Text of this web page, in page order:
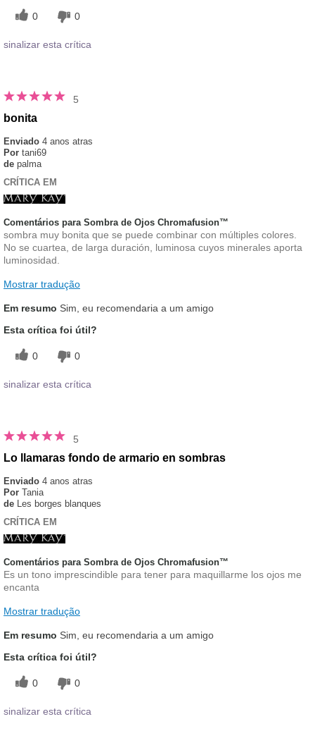
0 0
sinalizar esta crítica
5
bonita
Enviado 4 anos atras
Por tani69
de palma
CRÍTICA EM
Comentários para Sombra de Ojos Chromafusion™
sombra muy bonita que se puede combinar con múltiples colores.
No se cuartea, de larga duración, luminosa cuyos minerales aporta
luminosidad.
Mostrar tradução
Em resumo Sim, eu recomendaria a um amigo
Esta crítica foi útil?
0 0
sinalizar esta crítica
5
Lo llamaras fondo de armario en sombras
Enviado 4 anos atras
Por Tania
de Les borges blanques
CRÍTICA EM
Comentários para Sombra de Ojos Chromafusion™
Es un tono imprescindible para tener para maquillarme los ojos me
encanta
Mostrar tradução
Em resumo Sim, eu recomendaria a um amigo
Esta crítica foi útil?
0 0
sinalizar esta crítica